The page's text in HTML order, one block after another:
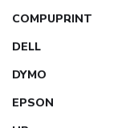
COMPUPRINT
DELL
DYMO
EPSON